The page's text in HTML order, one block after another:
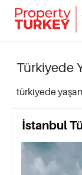
Türkiyede
türkiyede
İstanbul